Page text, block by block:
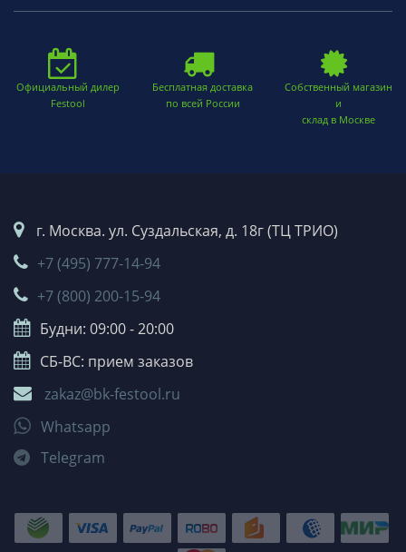
Официальный дилер
Festool
Бесплатная доставка
по всей России
Собственный магазин
и
склад в Москве
г. Москва. ул. Суздальская, д. 18г (ТЦ ТРИО)
+7 (495) 777-14-94
+7 (800) 200-15-94
Будни: 09:00 - 20:00
СБ-ВС: прием заказов
zakaz@bk-festool.ru
Whatsapp
Telegram